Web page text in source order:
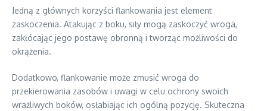
Jedną z głównych korzyści flankowania jest element
zaskoczenia. Atakując z boku, siły mogą zaskoczyć wroga,
zakłócając jego postawę obronną i tworząc możliwości do
okrążenia.
Dodatkowo, flankowanie może zmusić wroga do
przekierowania zasobów i uwagi w celu ochrony swoich
wrażliwych boków, osłabiając ich ogólną pozycję. Skuteczna